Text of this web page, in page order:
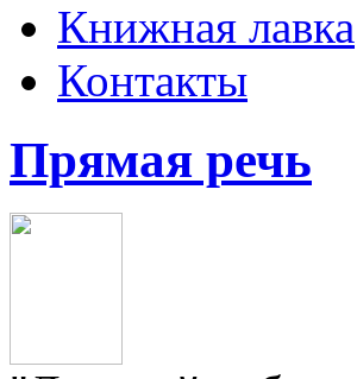
Книжная лавка
Контакты
Прямая речь